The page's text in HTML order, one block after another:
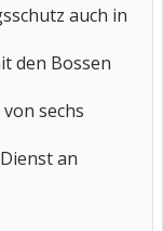
auch in
den Bossen
sechs
an